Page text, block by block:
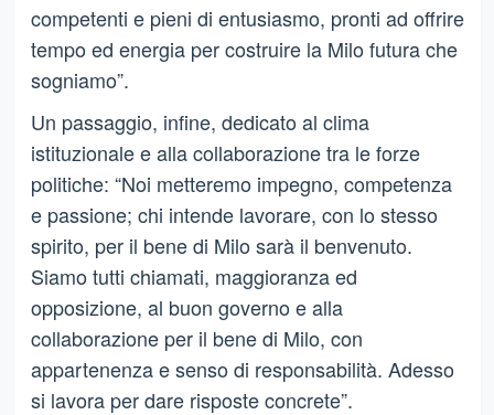
competenti e pieni di entusiasmo, pronti ad offrire
tempo ed energia per costruire la Milo futura che
sogniamo”.
Un passaggio, infine, dedicato al clima
istituzionale e alla collaborazione tra le forze
politiche: “Noi metteremo impegno, competenza
e passione; chi intende lavorare, con lo stesso
spirito, per il bene di Milo sarà il benvenuto.
Siamo tutti chiamati, maggioranza ed
opposizione, al buon governo e alla
collaborazione per il bene di Milo, con
appartenenza e senso di responsabilità. Adesso
si lavora per dare risposte concrete”.